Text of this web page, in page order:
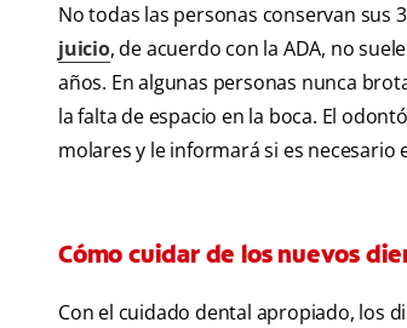
No todas las personas conservan sus
juicio, de acuerdo con la ADA, no
años. En algunas personas nunca
la falta de espacio en la boca. El
molares y le informará si es necesario
Cómo cuidar de los nuevos
Con el cuidado dental apropiado, los